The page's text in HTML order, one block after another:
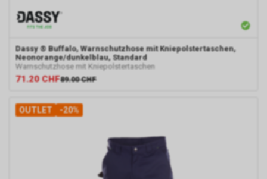
Dassy ® Buffalo, Warnschutzhose mit Kniepolstertaschen,
Neonorange/dunkelblau, Standard
Warnschutzhose mit Kniepolstertaschen
71.20 CHF89.00 CHF
OUTLET -20%